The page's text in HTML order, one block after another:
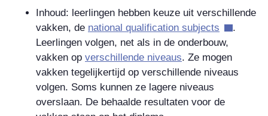
Inhoud: leerlingen hebben keuze uit verschillende
vakken, de national qualification subjects
.
Leerlingen volgen, net als in de onderbouw,
vakken op verschillende niveaus. Ze mogen
vakken tegelijkertijd op verschillende niveaus
volgen. Soms kunnen ze lagere niveaus
overslaan. De behaalde resultaten voor de